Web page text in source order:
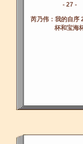
- 27 -
芮乃伟：我的自
杯和宝海